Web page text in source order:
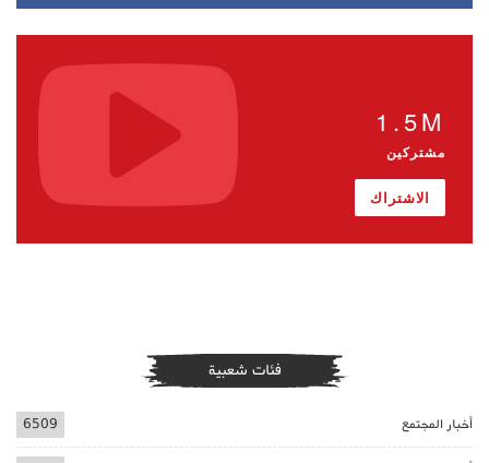
1.5M
مشتركين
الاشتراك
فئات شعبية
أخبار المجتمع 6509